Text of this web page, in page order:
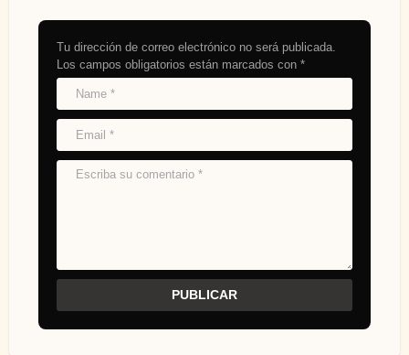
Tu dirección de correo electrónico no será publicada.
Los campos obligatorios están marcados con *